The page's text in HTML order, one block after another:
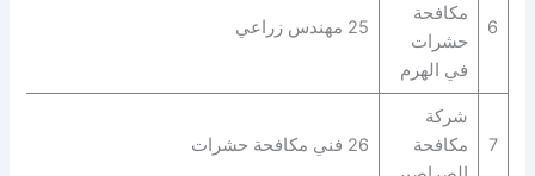
6
مكافحة
حشرات
في الهرم
25 مهندس زراعي
7
شركة
مكافحة
26 فني مكافحة حشرات